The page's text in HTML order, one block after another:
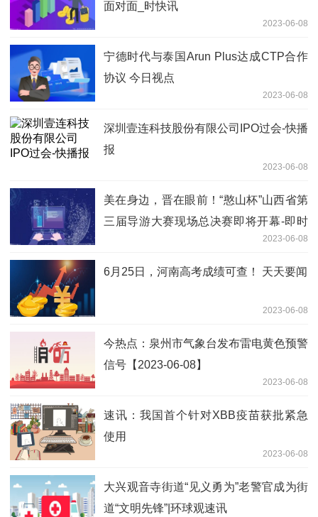
面对面_时快讯
2023-06-08
宁德时代与泰国Arun Plus达成CTP合作
协议 今日视点
2023-06-08
深圳壹连科技股份有限公司IPO过会-快播
报
2023-06-08
美在身边，晋在眼前！“憨山杯”山西省第
三届导游大赛现场总决赛即将开幕-即时
2023-06-08
6月25日，河南高考成绩可查！ 天天要闻
2023-06-08
今热点：泉州市气象台发布雷电黄色预警
信号【2023-06-08】
2023-06-08
速讯：我国首个针对XBB疫苗获批紧急
使用
2023-06-08
大兴观音寺街道“见义勇为”老警官成为街
道“文明先锋”|环球观速讯